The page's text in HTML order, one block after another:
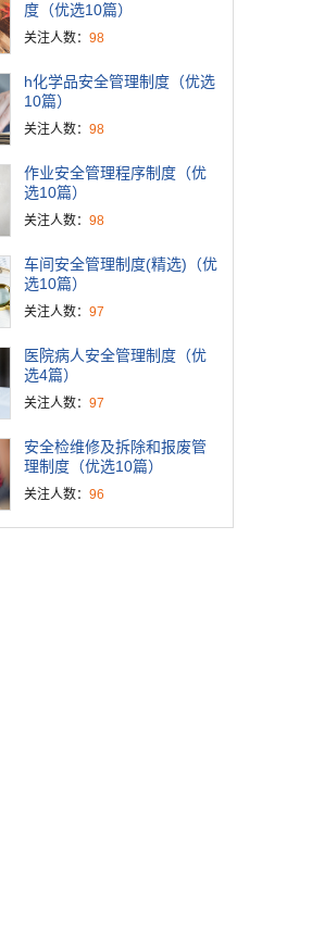
度（优选10篇）
关注人数： 98
h化学品安全管理制度（优选
10篇）
关注人数： 98
作业安全管理程序制度（优
选10篇）
关注人数： 98
车间安全管理制度(精选)（优
选10篇）
关注人数： 97
医院病人安全管理制度（优
选4篇）
关注人数： 97
安全检维修及拆除和报废管
理制度（优选10篇）
关注人数： 96